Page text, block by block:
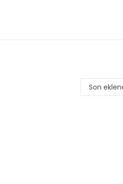
Son